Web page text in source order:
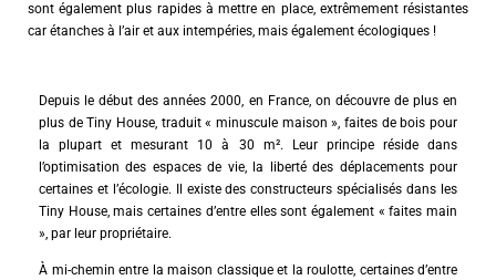
sont également plus rapides à mettre en place, extrêmement résistantes
car étanches à l’air et aux intempéries, mais également écologiques !
Depuis le début des années 2000, en France, on découvre de plus en
plus de Tiny House, traduit « minuscule maison », faites de bois pour
la plupart et mesurant 10 à 30 m². Leur principe réside dans
l’optimisation des espaces de vie, la liberté des déplacements pour
certaines et l’écologie. Il existe des constructeurs spécialisés dans les
Tiny House, mais certaines d’entre elles sont également « faites main
», par leur propriétaire.
À mi-chemin entre la maison classique et la roulotte, certaines d’entre